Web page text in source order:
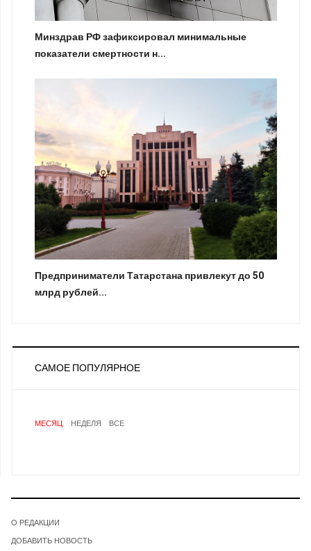
Минздрав РФ зафиксировал минимальные
показатели смертности н...
Предприниматели Татарстана привлекут до 50
млрд рублей...
САМОЕ ПОПУЛЯРНОЕ
МЕСЯЦ НЕДЕЛЯ ВСЕ
О РЕДАКЦИИ
ДОБАВИТЬ НОВОСТЬ